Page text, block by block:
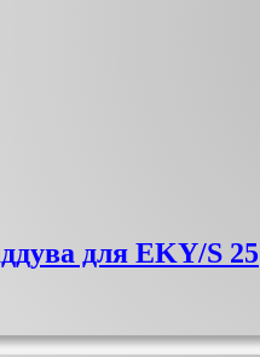
для EKY/S 25